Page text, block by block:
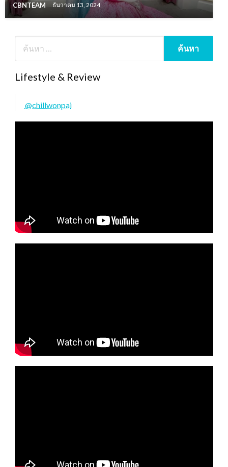
CBNTEAM ธันวาคม 13, 2024
Lifestyle & Review
@chillwonpai